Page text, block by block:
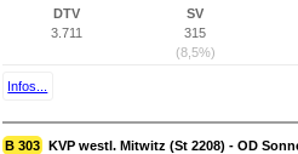
DTV
3.711
SV
315
(8,5%)
Infos...
B 303 KVP westl. Mitwitz (St 2208) - OD